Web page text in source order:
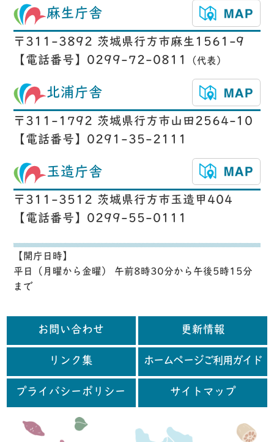
麻生庁舎
〒311-3892 茨城県行方市麻生1561-9
【電話番号】0299-72-0811
（代表）
北浦庁舎
〒311-1792 茨城県行方市山田2564-10
【電話番号】0291-35-2111
玉造庁舎
〒311-3512 茨城県行方市玉造甲404
【電話番号】0299-55-0111
【開庁日時】
平日（月曜から金曜） 午前8時30分から午後5時15分
まで
お問い合わせ 更新情報
リンク集 ホームページご利用ガイド
プライバシーポリシー サイトマップ